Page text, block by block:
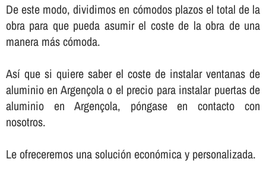
De este modo, dividimos en cómodos plazos el total de la
obra para que pueda asumir el coste de la obra de una
manera más cómoda.
Así­ que si quiere saber el coste de instalar ventanas de
aluminio en Argençola o el precio para instalar puertas de
aluminio en Argençola, póngase en contacto con
nosotros.
Le ofreceremos una solución económica y personalizada.